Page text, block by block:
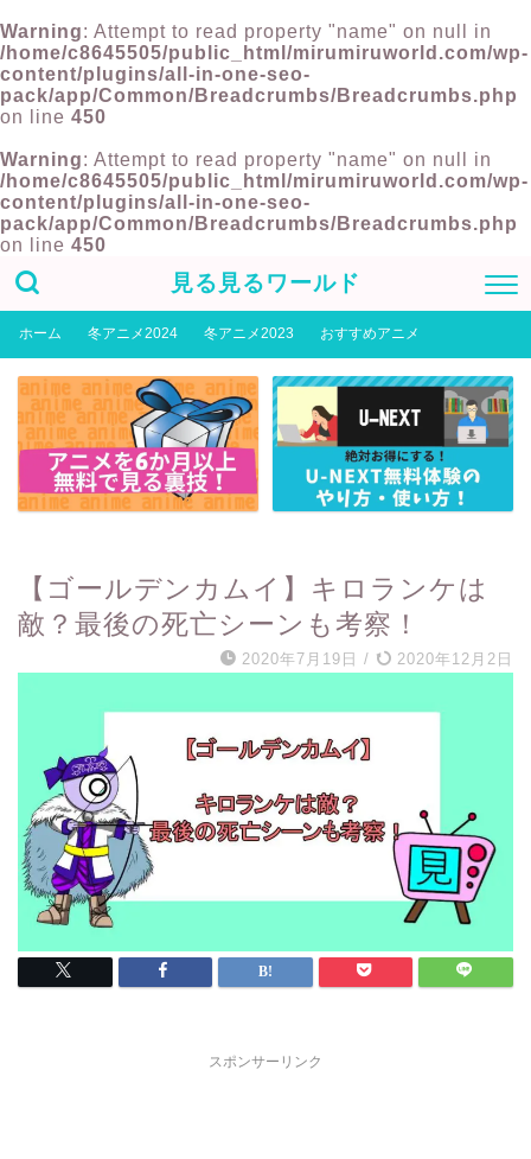
Warning: Attempt to read property "name" on null in
/home/c8645505/public_html/mirumiruworld.com/wp-
content/plugins/all-in-one-seo-
pack/app/Common/Breadcrumbs/Breadcrumbs.php
on line 450
Warning: Attempt to read property "name" on null in
/home/c8645505/public_html/mirumiruworld.com/wp-
content/plugins/all-in-one-seo-
pack/app/Common/Breadcrumbs/Breadcrumbs.php
on line 450
見る見るワールド
ホーム 冬アニメ2024 冬アニメ2023 おすすめアニメ
【ゴールデンカムイ】キロランケは
敵？最後の死亡シーンも考察！
2020年7月19日 / 2020年12月2日
スポンサーリンク